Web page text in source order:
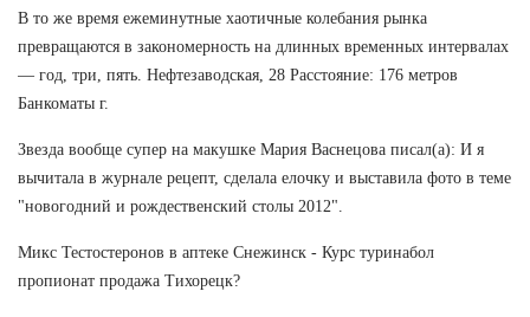
В то же время ежеминутные хаотичные колебания рынка
превращаются в закономерность на длинных временных интервалах
— год, три, пять. Нефтезаводская, 28 Расстояние: 176 метров
Банкоматы г.
Звезда вообще супер на макушке Мария Васнецова писал(а): И я
вычитала в журнале рецепт, сделала елочку и выставила фото в теме
"новогодний и рождественский столы 2012".
Микс Тестостеронов в аптеке Снежинск - Курс туринабол
пропионат продажа Тихорецк?